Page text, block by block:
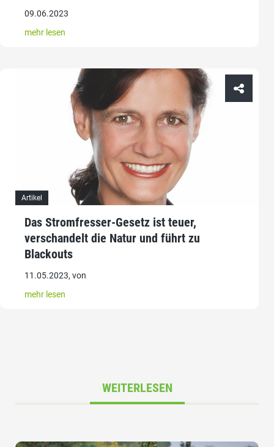
09.06.2023
mehr lesen
Artikel
Das Stromfresser-Gesetz ist teuer,
verschandelt die Natur und führt zu
Blackouts
11.05.2023, von
mehr lesen
WEITERLESEN